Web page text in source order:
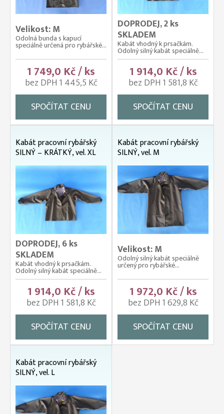
Velikost: M
Odolná bunda s kapucí
speciálně určená pro rybářské...
1 749,0 Kč / ks
bez DPH 1 445,5 Kč
SPOČÍTAT CENU
DOPRODEJ, 2 ks
SKLADEM
Kabát vhodný k prsačkám.
Odolný silný kabát speciálně...
1 914,0 Kč / ks
bez DPH 1 581,8 Kč
SPOČÍTAT CENU
Kabát pracovní rybářský
SILNÝ – KRÁTKÝ, vel. XL
DOPRODEJ, 6 ks
SKLADEM
Kabát vhodný k prsačkám.
Odolný silný kabát speciálně...
1 914,0 Kč / ks
bez DPH 1 581,8 Kč
SPOČÍTAT CENU
Kabát pracovní rybářský
SILNÝ, vel. M
Velikost: M
Odolný silný kabát speciálně
určený pro rybářské...
1 972,0 Kč / ks
bez DPH 1 629,8 Kč
SPOČÍTAT CENU
Kabát pracovní rybářský
SILNÝ, vel. L